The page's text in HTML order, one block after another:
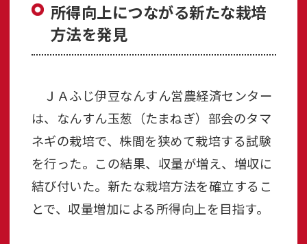
所得向上につながる新たな栽培
方法を発見
ＪＡふじ伊豆なんすん営農経済センター
は、なんすん玉葱（たまねぎ）部会のタマ
ネギの栽培で、株間を狭めて栽培する試験
を行った。この結果、収量が増え、増収に
結び付いた。新たな栽培方法を確立するこ
とで、収量増加による所得向上を目指す。